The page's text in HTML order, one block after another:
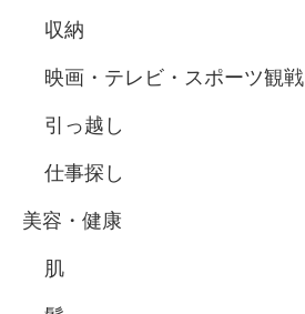
収納
映画・テレビ・スポーツ観戦
引っ越し
仕事探し
美容・健康
肌